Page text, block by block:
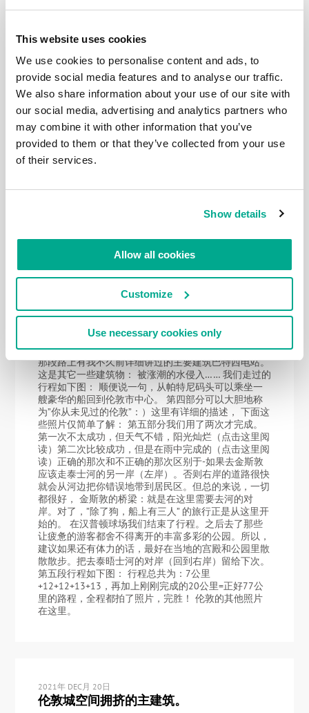
This website uses cookies
We use cookies to personalise content and ads, to
provide social media features and to analyse our traffic.
We also share information about your use of our site with
our social media, advertising and analytics partners who
may combine it with other information that you’ve
provided to them or that they’ve collected from your use
of their services.
Show details
Allow all cookies
Customize
Use necessary cookies only
线！我愿意重复多次。在已经完成的路段部分，我已经
法院到斯坦斯桥的20公里长的泰晤士河游记之前，我将
次美好回忆，也希望你们这段叙述能带给你们快乐：）
第一段路程要从大坝到 卡蒂萨克，关于这段行程这里
有详细的汇报，我建议你们点击阅读。水工建筑”大
坝”保护伦敦免受洪水的侵袭（大致类似于圣彼得堡的
堤坝防御建筑群）。这里有一个小博物馆，里面有详细
介绍的图片和记载： 卡蒂萨克-富有历史意义的船舰-舰
上博物馆： 这段行程距离很短，可以视为 “热身”-一共
才7公里。 因此加走一段地下通道来作为补充： 在格林
威治天文台游览是绝对必要的（详细故事在这里，建议
历史遗址，非常透彻地展示了地理定位技术如何使英国
从卡蒂萨克/格林威治某个地方到伦敦市中心河畔。
和让人长见识路线，走起来轻松而愉快（天好时）。突
然，一座彼得大帝的纪念碑出现在眼前！ 又突然，眼
前出现了一个真正的农场，那里有山羊，鸭子等等。
从这里开始就进入城市了: 你可以在城市任意一处结束
第三段-从城市中心的泰晤士河到普特尼码头。行程不
多，只有12公里。但这一段我们不得不用了两天才走完
的准备，被大雨浇了一天……第二部分没能正常地通
过，因为潮水淹没了堤岸的一部分。但景色非常棒：
那段路上有我不久前详细讲过的主要建筑巴特西电站。
这是其它一些建筑物： 被涨潮的水侵入…… 我们走过的
行程如下图： 顺便说一句，从帕特尼码头可以乘坐一
艘豪华的船回到伦敦市中心。 第四部分可以大胆地称
为”你从未见过的伦敦”：）这里有详细的描述， 下面这
些照片仅简单了解： 第五部分我们用了两次才完成。
第一次不太成功，但天气不错，阳光灿烂（点击这里阅
读）第二次比较成功，但是在雨中完成的（点击这里阅
读）正确的那次和不正确的那次区别于-如果去金斯敦
应该走泰士河的另一岸（左岸）。否则右岸的道路很快
就会从河边把你错误地带到居民区。但总的来说，一切
都很好， 金斯敦的桥梁：就是在这里需要去河的对
岸。对了，”除了狗，船上有三人” 的旅行正是从这里开
始的。 在汉普顿球场我们结束了行程。之后去了那些
让疲惫的游客都舍不得离开的丰富多彩的公园。所以，
建议如果还有体力的话，最好在当地的宫殿和公园里散
散散步。把去泰晤士河的对岸（回到右岸）留给下次。
第五段行程如下图： 行程总共为：7公里
+12+12+13+13，再加上刚刚完成的20公里=正好77公
里的路程，全程都拍了照片，完胜！ 伦敦的其他照片
在这里。
2021年 DEC月 20日
伦敦城空间拥挤的主建筑。